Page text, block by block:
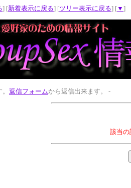
] [新着表示に戻る] [ツリー表示に戻る] [▼ ]
返信フォームから返信出来ます。 -
該当の